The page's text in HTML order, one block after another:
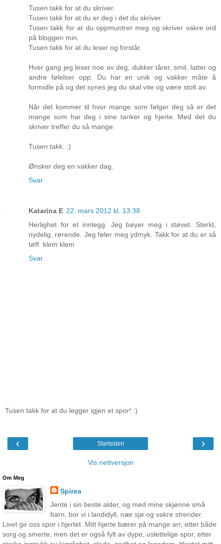
Tusen takk for at du skriver.
Tusen takk for at du er deg i det du skriver.
Tusen takk for at du oppmuntrer meg og skriver vakre ord
på bloggen min.
Tusen takk for at du leser og forstår.
Hver gang jeg leser noe av deg, dukker tårer, smil, latter og
andre følelser opp. Du har en unik og vakker måte å
formidle på og det synes jeg du skal vite og være stolt av.
Når det kommer til hvor mange som følger deg så er det
mange som har deg i sine tanker og hjerte. Med det du
skriver treffer du så mange.
Tusen takk. :)
Ønsker deg en vakker dag.
Svar
Katarina E 22. mars 2012 kl. 13:38
Herlighet for et innlegg. Jeg bøyer meg i støvet. Sterkt,
nydelig, rørende. Jeg føler meg ydmyk. Takk for at du er så
tøff. klem klem
Svar
Tusen takk for at du legger igjen et spor! :)
‹ ›
Startsiden
Vis nettversjon
Om Meg
Spirea
Jente i sin beste alder, og med mine skjønne små
barn, bor vi i landidyll, nær sjø og vakre strender.
Livet gir oss spor i hjertet. Mitt hjerte bærer på mange arr, etter både
sorg og smerte, men det er også fylt av dype, uslettelige spor, etter